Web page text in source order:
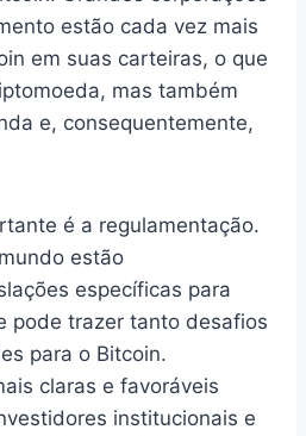
estão cada vez mais
em suas carteiras, o que
mas também
e, consequentemente,
é a regulamentação.
estão
específicas para
pode trazer tanto desafios
para o Bitcoin.
claras e favoráveis
institucionais e